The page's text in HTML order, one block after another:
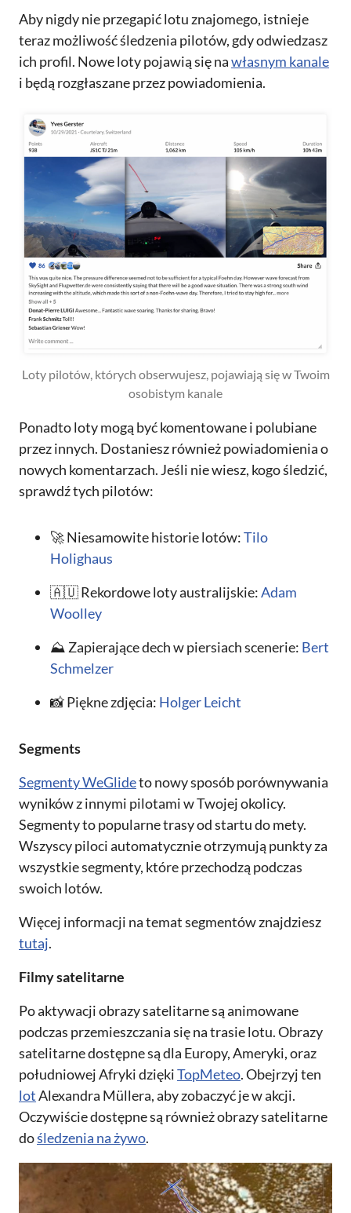
Aby nigdy nie przegapić lotu znajomego, istnieje
teraz możliwość śledzenia pilotów, gdy odwiedzasz
ich profil. Nowe loty pojawią się nawłasnym kanale
i będą rozgłaszane przez powiadomienia.
Loty pilotów, których obserwujesz, pojawiają się w Twoim
osobistym kanale
Ponadto loty mogą być komentowane i polubiane
przez innych. Dostaniesz również powiadomienia o
nowych komentarzach. Jeśli nie wiesz, kogo śledzić,
sprawdź tych pilotów:
🚀 Niesamowite historie lotów:Tilo
Holighaus
🇦🇺 Rekordowe loty australijskie:Adam
Woolley
⛰ Zapierające dech w piersiach scenerie: Bert
Schmelzer
📸 Piękne zdjęcia: Holger Leicht
Segments
Segmenty WeGlideto nowy sposób porównywania
wyników z innymi pilotami w Twojej okolicy.
Segmenty to popularne trasy od startu do mety.
Wszyscy piloci automatycznie otrzymują punkty za
wszystkie segmenty, które przechodzą podczas
swoich lotów.
Więcej informacji na temat segmentów znajdziesz
tutaj.
Filmy satelitarne
Po aktywacji obrazy satelitarne są animowane
podczas przemieszczania się na trasie lotu. Obrazy
satelitarne dostępne są dla Europy, Ameryki, oraz
południowej Afryki dziękiTopMeteo. Obejrzyj ten
lotAlexandra Müllera, aby zobaczyć je w akcji.
Oczywiście dostępne są również obrazy satelitarne
dośledzenia na żywo.